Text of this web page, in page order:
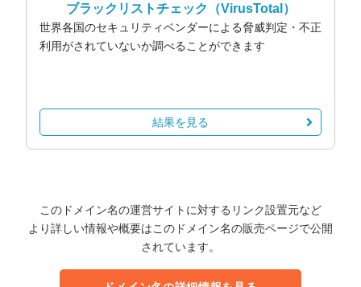
ブラックリストチェック （VirusTotal）
世界各国のセキュリティベンダーによる脅威判定・不正
利用がされていないか調べることができます
結果を見る
このドメイン名の運営サイトに対するリンク設置元など
より詳しい情報や概要はこのドメイン名の販売ページで公開
されています。